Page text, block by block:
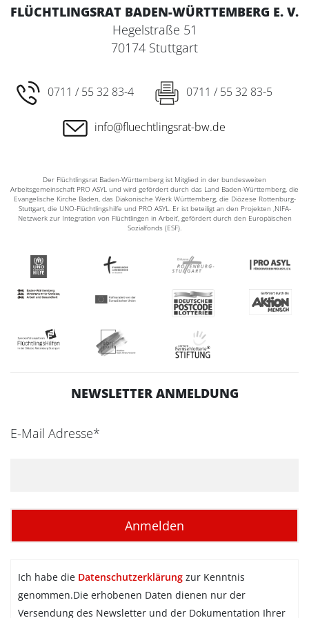
FLÜCHTLINGSRAT BADEN-WÜRTTEMBERG E. V.
Hegelstraße 51
70174 Stuttgart
0711 / 55 32 83-4 0711 / 55 32 83-5
info@fluechtlingsrat-bw.de
Der Flüchtlingsrat Baden-Württemberg ist Mitglied in der bundesweiten
Arbeitsgemeinschaft PRO ASYL und wird gefördert durch das Land Baden-Württemberg, die
Evangelische Kirche Baden, das Diakonische Werk Württemberg, die Diözese Rottenburg-
Stuttgart, die UNO-Flüchtlingshilfe und PRO ASYL. Er ist beteiligt an den Projekten ‚NIFA-
Netzwerk zur Integration von Flüchtlingen in Arbeit‘, gefördert durch den Europäischen
Sozialfonds (ESF).
NEWSLETTER ANMELDUNG
E-Mail Adresse*
Ich habe die Datenschutzerklärung zur Kenntnis
genommen.Die erhobenen Daten dienen nur der
Versendung des Newsletter und der Dokumentation Ihrer